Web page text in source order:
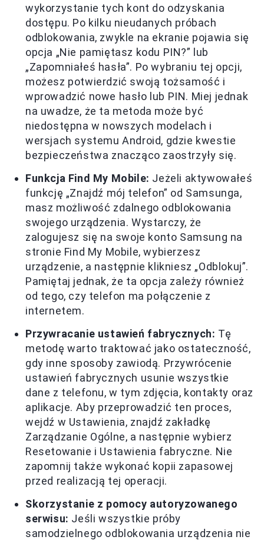
wykorzystanie tych kont do odzyskania
dostępu. Po kilku nieudanych próbach
odblokowania, zwykle na ekranie pojawia się
opcja „Nie pamiętasz kodu PIN?” lub
„Zapomniałeś hasła”. Po wybraniu tej opcji,
możesz potwierdzić swoją tożsamość i
wprowadzić nowe hasło lub PIN. Miej jednak
na uwadze, że ta metoda może być
niedostępna w nowszych modelach i
wersjach systemu Android, gdzie kwestie
bezpieczeństwa znacząco zaostrzyły się.
Funkcja Find My Mobile: Jeżeli aktywowałeś
funkcję „Znajdź mój telefon” od Samsunga,
masz możliwość zdalnego odblokowania
swojego urządzenia. Wystarczy, że
zalogujesz się na swoje konto Samsung na
stronie Find My Mobile, wybierzesz
urządzenie, a następnie klikniesz „Odblokuj”.
Pamiętaj jednak, że ta opcja zależy również
od tego, czy telefon ma połączenie z
internetem.
Przywracanie ustawień fabrycznych: Tę
metodę warto traktować jako ostateczność,
gdy inne sposoby zawiodą. Przywrócenie
ustawień fabrycznych usunie wszystkie
dane z telefonu, w tym zdjęcia, kontakty oraz
aplikacje. Aby przeprowadzić ten proces,
wejdź w Ustawienia, znajdź zakładkę
Zarządzanie Ogólne, a następnie wybierz
Resetowanie i Ustawienia fabryczne. Nie
zapomnij także wykonać kopii zapasowej
przed realizacją tej operacji.
Skorzystanie z pomocy autoryzowanego
serwisu: Jeśli wszystkie próby
samodzielnego odblokowania urządzenia nie